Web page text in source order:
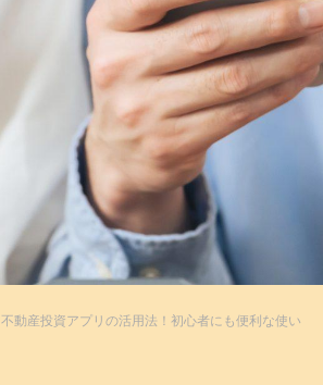
不動産投資アプリの活用法！初心者にも便利な使い